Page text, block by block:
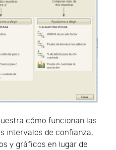
cómo funcionan las
intervalos de confianza,
y gráficos en lugar de